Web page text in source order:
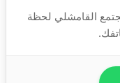
مجتمع القامشلي لحظة